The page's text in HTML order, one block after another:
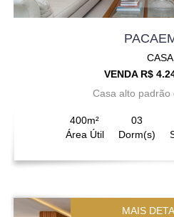
CASA
VENDA R$
Casa alto padrão
400m²
Área Útil
03
Dorm(s)
MAIS